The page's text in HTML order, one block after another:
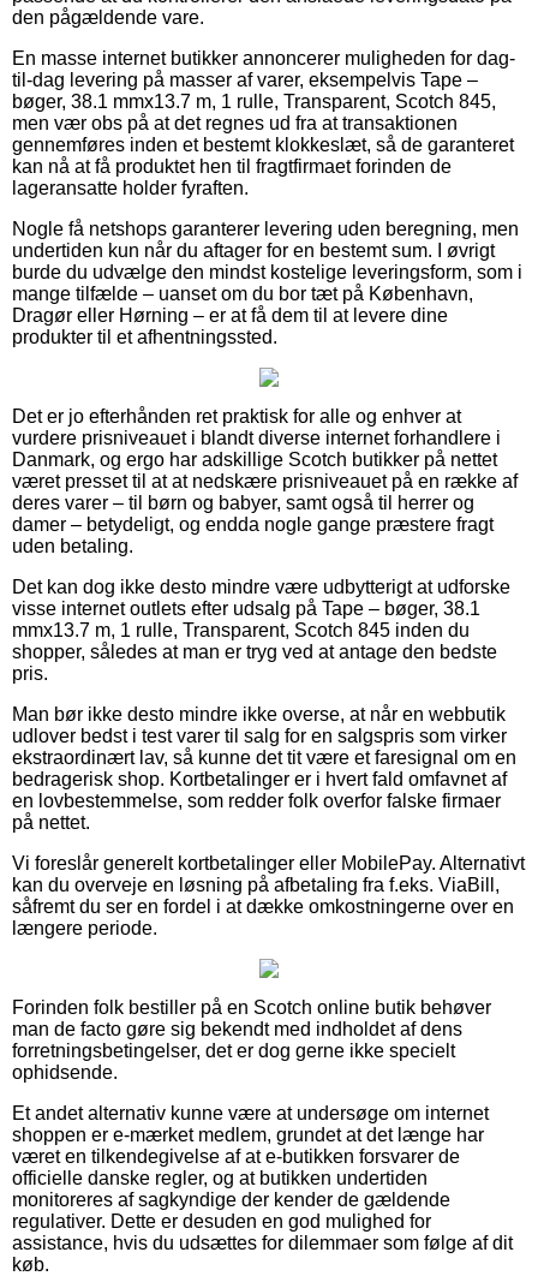
den pågældende vare.
En masse internet butikker annoncerer muligheden for dag-
til-dag levering på masser af varer, eksempelvis Tape –
bøger, 38.1 mmx13.7 m, 1 rulle, Transparent, Scotch 845,
men vær obs på at det regnes ud fra at transaktionen
gennemføres inden et bestemt klokkeslæt, så de garanteret
kan nå at få produktet hen til fragtfirmaet forinden de
lageransatte holder fyraften.
Nogle få netshops garanterer levering uden beregning, men
undertiden kun når du aftager for en bestemt sum. I øvrigt
burde du udvælge den mindst kostelige leveringsform, som i
mange tilfælde – uanset om du bor tæt på København,
Dragør eller Hørning – er at få dem til at levere dine
produkter til et afhentningssted.
Det er jo efterhånden ret praktisk for alle og enhver at
vurdere prisniveauet i blandt diverse internet forhandlere i
Danmark, og ergo har adskillige Scotch butikker på nettet
været presset til at at nedskære prisniveauet på en række af
deres varer – til børn og babyer, samt også til herrer og
damer – betydeligt, og endda nogle gange præstere fragt
uden betaling.
Det kan dog ikke desto mindre være udbytterigt at udforske
visse internet outlets efter udsalg på Tape – bøger, 38.1
mmx13.7 m, 1 rulle, Transparent, Scotch 845 inden du
shopper, således at man er tryg ved at antage den bedste
pris.
Man bør ikke desto mindre ikke overse, at når en webbutik
udlover bedst i test varer til salg for en salgspris som virker
ekstraordinært lav, så kunne det tit være et faresignal om en
bedragerisk shop. Kortbetalinger er i hvert fald omfavnet af
en lovbestemmelse, som redder folk overfor falske firmaer
på nettet.
Vi foreslår generelt kortbetalinger eller MobilePay. Alternativt
kan du overveje en løsning på afbetaling fra f.eks. ViaBill,
såfremt du ser en fordel i at dække omkostningerne over en
længere periode.
Forinden folk bestiller på en Scotch online butik behøver
man de facto gøre sig bekendt med indholdet af dens
forretningsbetingelser, det er dog gerne ikke specielt
ophidsende.
Et andet alternativ kunne være at undersøge om internet
shoppen er e-mærket medlem, grundet at det længe har
været en tilkendegivelse af at e-butikken forsvarer de
officielle danske regler, og at butikken undertiden
monitoreres af sagkyndige der kender de gældende
regulativer. Dette er desuden en god mulighed for
assistance, hvis du udsættes for dilemmaer som følge af dit
køb.